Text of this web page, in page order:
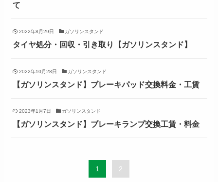
て
2022年8月29日 ガソリンスタンド
タイヤ処分・回収・引き取り【ガソリンスタンド】
2022年10月28日 ガソリンスタンド
【ガソリンスタンド】ブレーキパッド交換料金・工賃
2023年1月7日 ガソリンスタンド
【ガソリンスタンド】ブレーキランプ交換工賃・料金
1 2